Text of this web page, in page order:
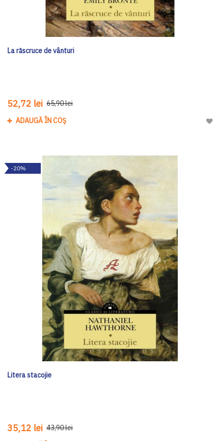
La răscruce de vânturi
52,72 lei 65,90 lei
ADAUGĂ ÎN COȘ
-20%
Litera stacojie
35,12 lei 43,90 lei